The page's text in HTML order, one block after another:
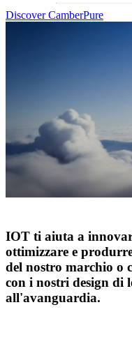
Discover CamberPure
IOT ti aiuta a
ottimizzare e
del nostro marchio o
con i nostri design di
all'avanguardia.